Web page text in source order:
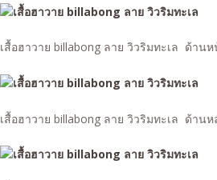
เสื้อฮาวาย billabong ลาย วิวริมทะเล ด้านห
เสื้อฮาวาย billabong ลาย วิวริมทะเล ด้านห